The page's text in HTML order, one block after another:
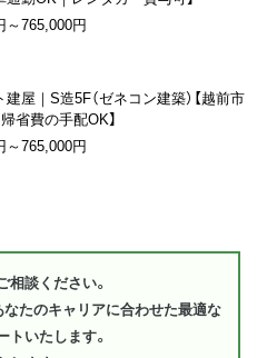
765,000円
屋｜S造5F（ゼネコン建築）【越前市
省費の手配OK】
765,000円
談ください。
たのキャリアに合わせた最適な
いたします。